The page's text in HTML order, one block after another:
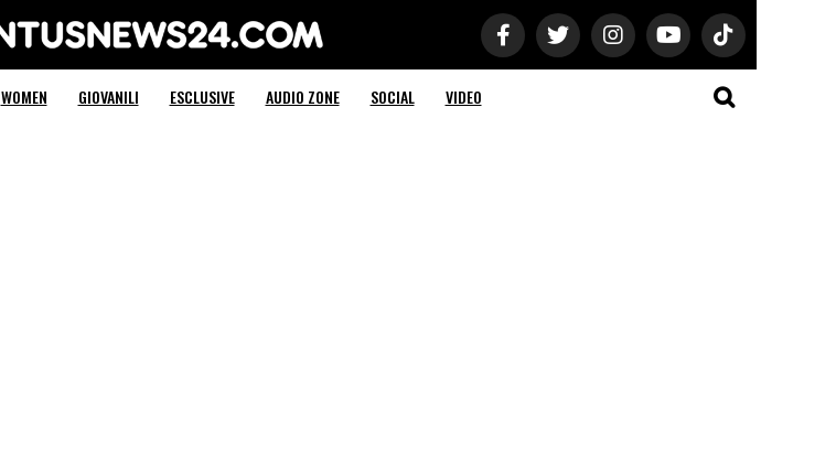
Juventus News 24
WOMEN GIOVANILI ESCLUSIVE AUDIO ZONE SOCIAL VIDEO